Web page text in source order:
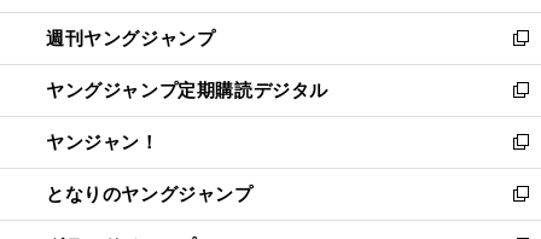
開
く
ウ
で
開
く
ン
ド
ウ
で
開
く
ウ
ィ
ン
ド
ウ
で
開
く
週刊ヤングジャンプ
新
し
い
ウ
ィ
ン
ド
ウ
ヤングジャンプ定期購読デジタル
新
し
い
ウ
ィ
ン
ヤンジャン！
新
し
い
ウ
となりのヤングジャンプ
新
し